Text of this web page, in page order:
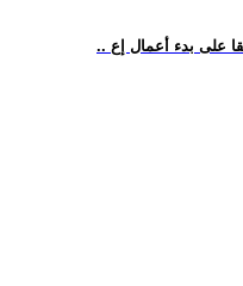
على بدء أعمال إع